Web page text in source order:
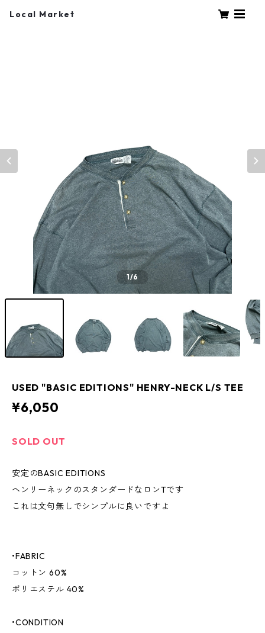
Local Market
1/6
USED "BASIC EDITIONS" HENRY-NECK L/S TEE
¥6,050
SOLD OUT
安定のBASIC EDITIONS
ヘンリーネックのスタンダードなロンTです
これは文句無しでシンプルに良いですよ
•FABRIC
コットン 60%
ポリエステル 40%
•CONDITION